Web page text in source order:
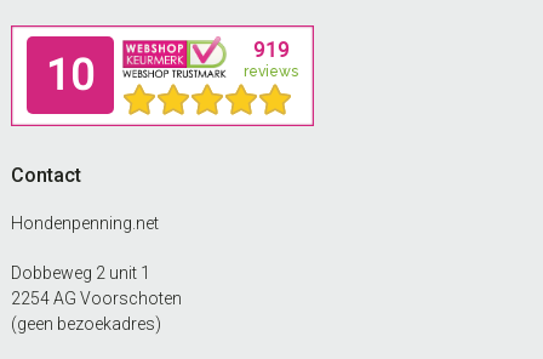
Footer
Contact
Hondenpenning.net
Dobbeweg 2 unit 1
2254 AG Voorschoten
(geen bezoekadres)